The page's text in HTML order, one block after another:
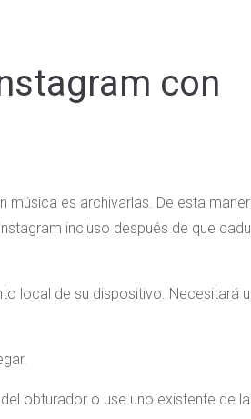
con
es archivarlas. De esta
incluso después de que
local de su dispositivo. Necesitará
obturador o use uno existente de